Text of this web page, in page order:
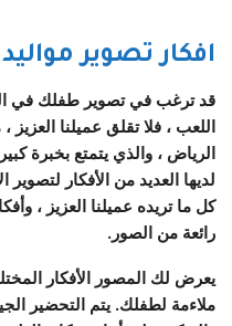
افكار تصوير مواليد
قد ترغب في تصوير طفلك في
اللعب ، فلا تقلق عميلنا
الرياض ، والذي يتمتع بخبرة
لديها العديد من الأفكار
كل ما تريده عميلنا العزيز ،
رائعة من الصور.
يعرض لك المصور الأفكار
ملاءمة لطفلك. يتم التحضير